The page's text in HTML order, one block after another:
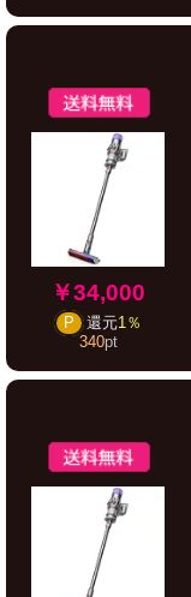
￥34,000
P 還元1％
340pt